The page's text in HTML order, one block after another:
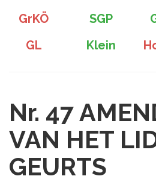
GrKÖ
SGP
GL
Klein
Nr. 47
VAN HET
GEURTS